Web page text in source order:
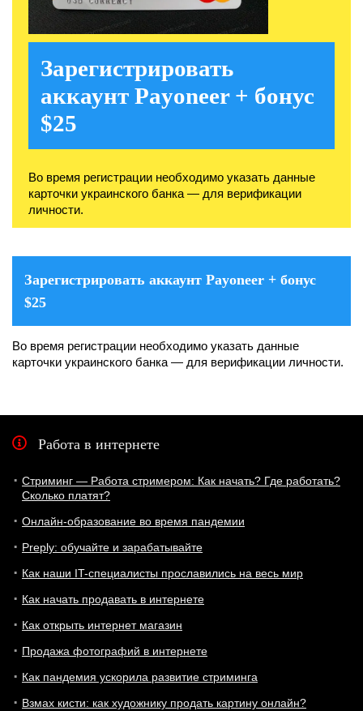
Зарегистрировать
аккаунт Payoneer + бонус
$25
Во время регистрации необходимо указать данные
карточки украинского банка — для верификации
личности.
Зарегистрировать аккаунт Payoneer + бонус
$25
Во время регистрации необходимо указать данные
карточки украинского банка — для верификации личности.
Работа в интернете
Стриминг — Работа стримером: Как начать? Где работать?
Сколько платят?
Онлайн-образование во время пандемии
Preply: обучайте и зарабатывайте
Как наши IT-специалисты прославились на весь мир
Как начать продавать в интернете
Как открыть интернет магазин
Продажа фотографий в интернете
Как пандемия ускорила развитие стриминга
Взмах кисти: как художнику продать картину онлайн?